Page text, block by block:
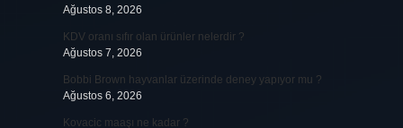
Ağustos 8, 2026
KDV oranı sıfır olan ürünler nelerdir ?
Ağustos 7, 2026
Bobbi Brown hayvanlar üzerinde deney yapıyor mu ?
Ağustos 6, 2026
Kovacic maaşı ne kadar ?